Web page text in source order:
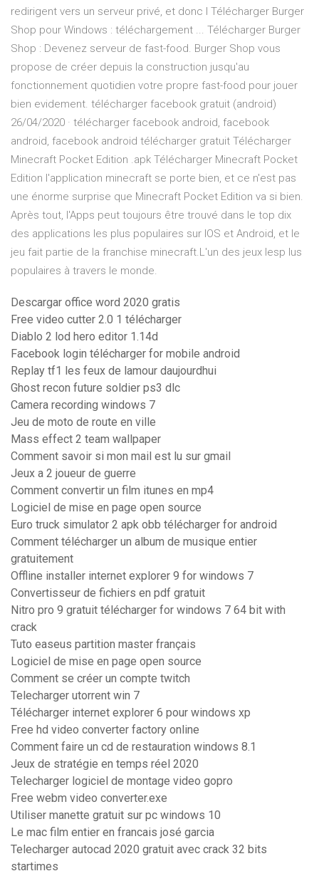
redirigent vers un serveur privé, et donc l Télécharger Burger
Shop pour Windows : téléchargement ... Télécharger Burger
Shop : Devenez serveur de fast-food. Burger Shop vous
propose de créer depuis la construction jusqu'au
fonctionnement quotidien votre propre fast-food pour jouer
bien evidement. télécharger facebook gratuit (android)
26/04/2020 · télécharger facebook android, facebook
android, facebook android télécharger gratuit Télécharger
Minecraft Pocket Edition .apk Télécharger Minecraft Pocket
Edition l'application minecraft se porte bien, et ce n'est pas
une énorme surprise que Minecraft Pocket Edition va si bien.
Après tout, l'Apps peut toujours être trouvé dans le top dix
des applications les plus populaires sur IOS et Android, et le
jeu fait partie de la franchise minecraft.L'un des jeux lesp lus
populaires à travers le monde.
Descargar office word 2020 gratis
Free video cutter 2.0 1 télécharger
Diablo 2 lod hero editor 1.14d
Facebook login télécharger for mobile android
Replay tf1 les feux de lamour daujourdhui
Ghost recon future soldier ps3 dlc
Camera recording windows 7
Jeu de moto de route en ville
Mass effect 2 team wallpaper
Comment savoir si mon mail est lu sur gmail
Jeux a 2 joueur de guerre
Comment convertir un film itunes en mp4
Logiciel de mise en page open source
Euro truck simulator 2 apk obb télécharger for android
Comment télécharger un album de musique entier
gratuitement
Offline installer internet explorer 9 for windows 7
Convertisseur de fichiers en pdf gratuit
Nitro pro 9 gratuit télécharger for windows 7 64 bit with
crack
Tuto easeus partition master français
Logiciel de mise en page open source
Comment se créer un compte twitch
Telecharger utorrent win 7
Télécharger internet explorer 6 pour windows xp
Free hd video converter factory online
Comment faire un cd de restauration windows 8.1
Jeux de stratégie en temps réel 2020
Telecharger logiciel de montage video gopro
Free webm video converter.exe
Utiliser manette gratuit sur pc windows 10
Le mac film entier en francais josé garcia
Telecharger autocad 2020 gratuit avec crack 32 bits
startimes